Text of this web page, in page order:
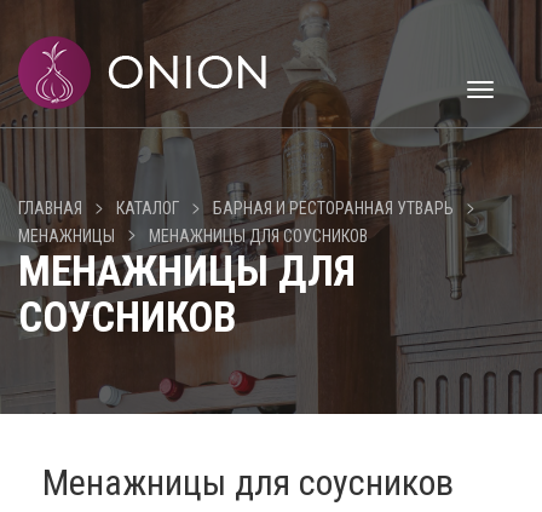
Toggle
ГЛАВНАЯ > КАТАЛОГ > БАРНАЯ И РЕСТОРАННАЯ УТВАРЬ >
МЕНАЖНИЦЫ > МЕНАЖНИЦЫ ДЛЯ СОУСНИКОВ
МЕНАЖНИЦЫ ДЛЯ
СОУСНИКОВ
Менажницы для соусников